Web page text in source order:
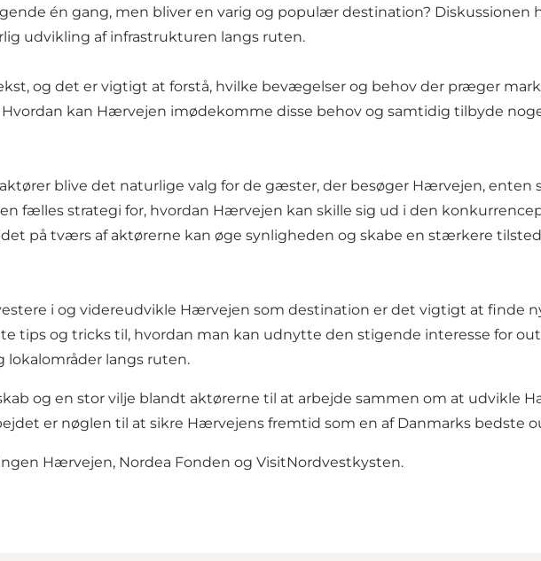
én gang, men bliver en varig og populær destination? Diskussionen
udvikling af infrastrukturen langs ruten.
og det er vigtigt at forstå, hvilke bevægelser og behov der præger
Hvordan kan Hærvejen imødekomme disse behov og samtidig tilbyde
blive det naturlige valg for de gæster, der besøger Hærvejen, enten
fælles strategi for, hvordan Hærvejen kan skille sig ud i den
på tværs af aktørerne kan øge synligheden og skabe en stærkere
i og videreudvikle Hærvejen som destination er det vigtigt at finde
tips og tricks til, hvordan man kan udnytte den stigende interesse for
langs ruten.
og en stor vilje blandt aktørerne til at arbejde sammen om at udvikle
er nøglen til at sikre Hærvejens fremtid som en af Danmarks bedste
Hærvejen, Nordea Fonden og VisitNordvestkysten.